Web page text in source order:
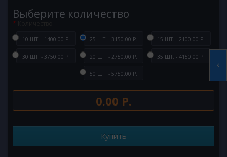
Выберите количество
10 ШТ. - 1400.00 Р. 15 ШТ. - 2100.00 Р.
20 ШТ. - 2750.00 Р.
25 ШТ. - 3150.00 Р.
30 ШТ. - 3750.00 Р. 35 ШТ. - 4150.00 Р.
50 ШТ. - 5750.00 Р.
0.00 Р.
Купить